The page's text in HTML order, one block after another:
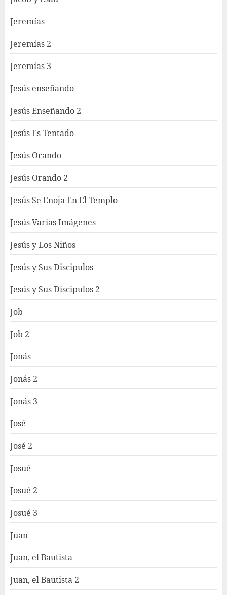
Jeremías
Jeremías 2
Jeremías 3
Jesús enseñando
Jesús Enseñando 2
Jesús Es Tentado
Jesús Orando
Jesús Orando 2
Jesús Se Enoja En El Templo
Jesús Varias Imágenes
Jesús y Los Niños
Jesús y Sus Discipulos
Jesús y Sus Discipulos 2
Job
Job 2
Jonás
Jonás 2
Jonás 3
José
José 2
Josué
Josué 2
Josué 3
Juan
Juan, el Bautista
Juan, el Bautista 2